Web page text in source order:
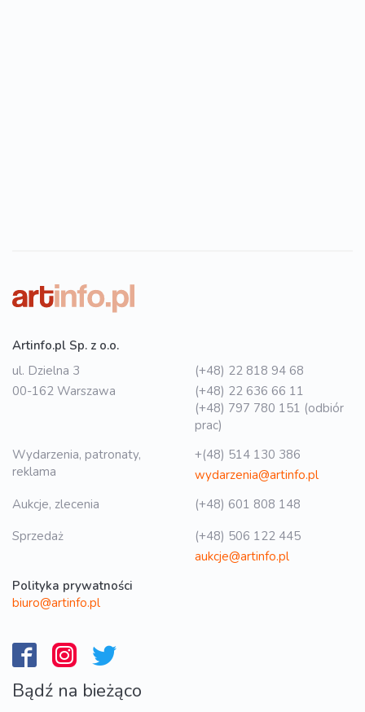
Artinfo.pl Sp. z o.o.
ul. Dzielna 3
00-162 Warszawa
(+48) 22 818 94 68
(+48) 22 636 66 11
(+48) 797 780 151 (odbiór
prac)
Wydarzenia, patronaty,
reklama
+(48) 514 130 386
wydarzenia@artinfo.pl
Aukcje, zlecenia
(+48) 601 808 148
Sprzedaż
(+48) 506 122 445
aukcje@artinfo.pl
Polityka prywatności
biuro@artinfo.pl
Bądź na bieżąco